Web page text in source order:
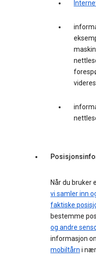
Når du bruker
vi samler inn
faktiske
bestemme
og andre
informasjon
mobiltårn i